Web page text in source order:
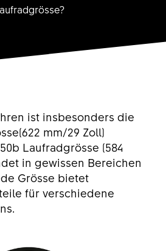
ist insbesonders die
mm/29 Zoll)
Laufradgrösse (584
in gewissen Bereichen
Grösse bietet
für verschiedene